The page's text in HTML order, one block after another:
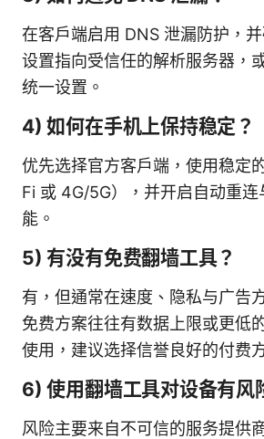
在客户端启用 DNS 泄漏防护，
设置指向受信任的解析服务器，
统一设置。
4) 如何在手机上保持稳定？
优先选择官方客户端，使用稳定
Fi 或 4G/5G），并开启自动重连
能。
5) 有没有免费翻墙工具？
有，但通常在速度、隐私与广告
免费方案往往有数据上限或更低
使用，建议选择信誉良好的付费
6) 使用翻墙工具对设备有风
风险主要来自不可信的服务提供